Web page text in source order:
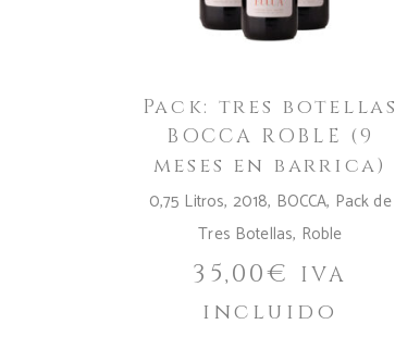
Pack: tres botellas
BOCCA ROBLE (9
meses en barrica)
0,75 Litros, 2018, BOCCA, Pack de
Tres Botellas, Roble
35,00€
IVA
incluido